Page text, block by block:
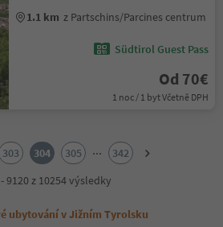
1.1 km z Partschins/Parcines centrum
Südtirol Guest Pass
Od 70€
1 noc / 1 byt Včetně DPH
303 304 305 ...
342
9120 z 10254 výsledky
ubytování v Jižním Tyrolsku